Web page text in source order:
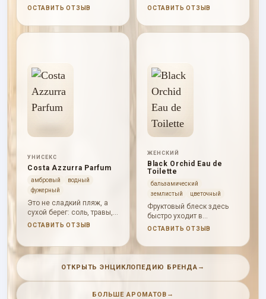
дымных версиях: специи
бархатный вечерний тон.
ОСТАВИТЬ ОТЗЫВ
медитативно, а эбеновое
глубокий темный финал.
ОСТАВИТЬ ОТЗЫВ
УНИСЕКС
Costa Azzurra Parfum
амбровый
водный
фужерный
Это не сладкий пляж, а
сухой берег: соль, травы,
можжевельник, полынь,
ОСТАВИТЬ ОТЗЫВ
ЖЕНСКИЙ
Black Orchid Eau de
Toilette
бальзамический
землистый
цветочный
Фруктовый блеск здесь
быстро уходит в
землистые цветы,
ветивер и дымный
пачулиевый шлейф.
ОСТАВИТЬ ОТЗЫВ
ОТКРЫТЬ ЭНЦИКЛОПЕДИЮ БРЕНДА →
БОЛЬШЕ АРОМАТОВ →